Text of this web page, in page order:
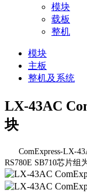
模块
载板
整机
模块
主板
整机及系统
LX-43AC
块
ComExpress-LX-
RS780E SB710芯片组